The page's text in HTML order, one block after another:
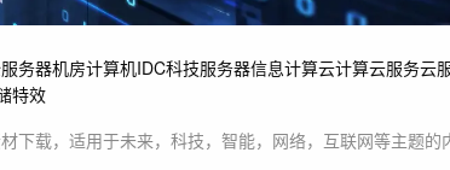
服务器机房计算机IDC科技服务器信息计算云计算云服务云
特效
下载，适用于未来，科技，智能，网络，互联网等主题的